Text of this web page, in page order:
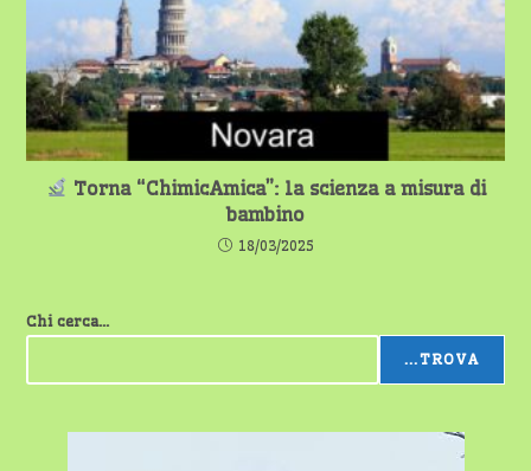
Torna “ChimicAmica”: la scienza a misura di
bambino
18/03/2025
Chi cerca...
...TROVA